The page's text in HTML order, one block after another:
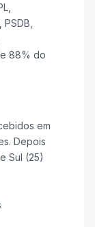
88% do
em
Depois
Sul (25)